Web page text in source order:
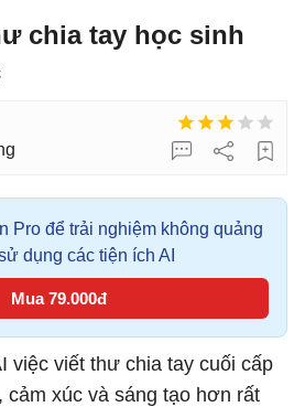
chia tay học sinh
Pro để trải nghiệm không quảng
dụng các tiện ích AI
Mua 79.000đ
việc viết thư chia tay cuối cấp
cảm xúc và sáng tạo hơn rất